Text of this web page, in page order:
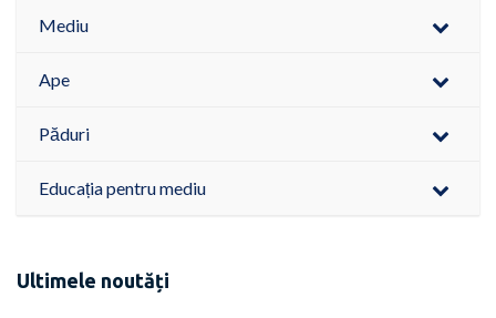
Mediu
Ape
Păduri
Educația pentru mediu
Ultimele noutăți